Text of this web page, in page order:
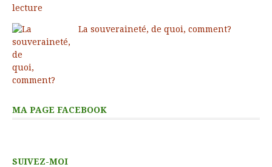
La souveraineté, de quoi, comment?
MA PAGE FACEBOOK
SUIVEZ-MOI